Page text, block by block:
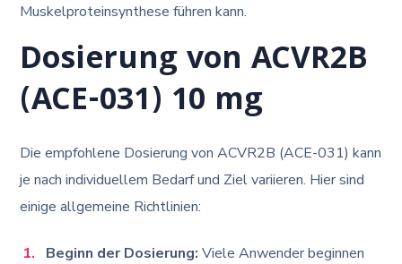
Muskelproteinsynthese führen kann.
Dosierung von ACVR2B
(ACE-031) 10 mg
Die empfohlene Dosierung von ACVR2B (ACE-031) kann
je nach individuellem Bedarf und Ziel variieren. Hier sind
einige allgemeine Richtlinien:
Beginn der Dosierung: Viele Anwender beginnen